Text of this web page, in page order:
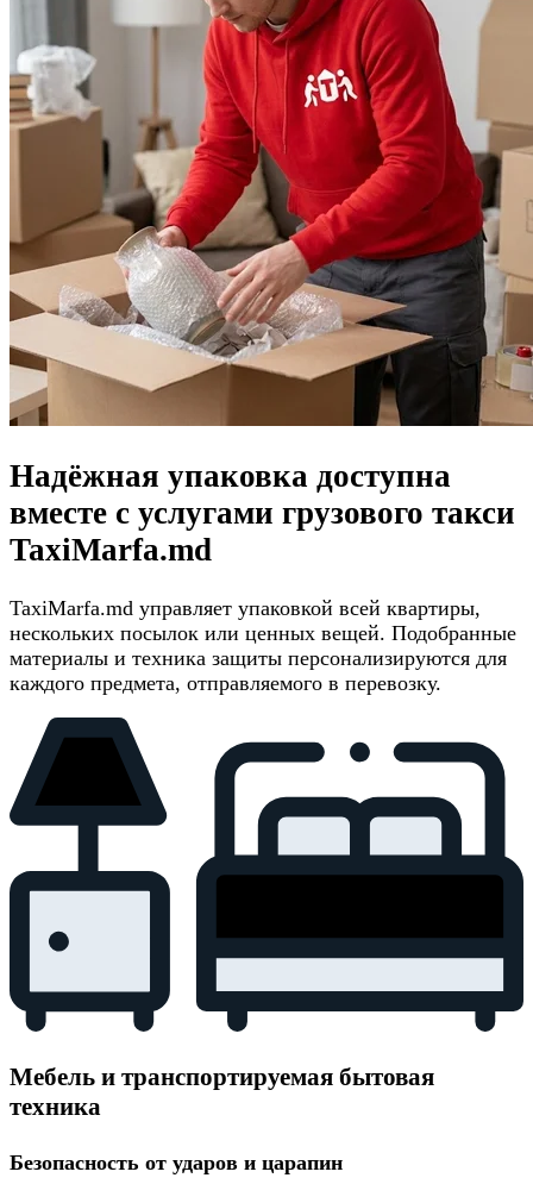
Надёжная упаковка доступна
вместе с услугами грузового такси
TaxiMarfa.md
TaxiMarfa.md управляет упаковкой всей квартиры,
нескольких посылок или ценных вещей. Подобранные
материалы и техника защиты персонализируются для
каждого предмета, отправляемого в перевозку.
Мебель и транспортируемая бытовая
техника
Безопасность от ударов и царапин